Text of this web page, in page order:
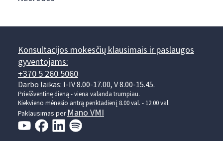
Konsultacijos mokesčių klausimais ir paslaugos
gyventojams:
+370 5 260 5060
Darbo laikas: I-IV 8.00-17.00, V 8.00-15.45.
Prieššventinę dieną - viena valanda trumpiau.
Kiekvieno mėnesio antrą penktadienį 8.00 val. - 12.00 val.
Paklausimas perMano VMI